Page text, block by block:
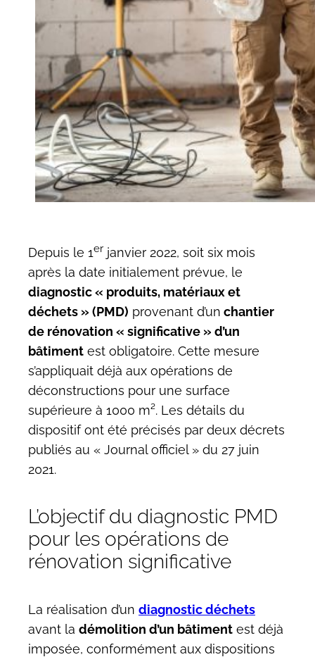
Depuis le 1er janvier 2022, soit six mois
après la date initialement prévue, le
diagnostic « produits, matériaux et
déchets » (PMD) provenant d’un chantier
de rénovation « significative » d’un
bâtiment est obligatoire. Cette mesure
s’appliquait déjà aux opérations de
déconstructions pour une surface
supérieure à 1000 m². Les détails du
dispositif ont été précisés par deux décrets
publiés au « Journal officiel » du 27 juin
2021.
L’objectif du diagnostic PMD
pour les opérations de
rénovation significative
La réalisation d’un diagnostic déchets
avant la démolition d’un bâtiment est déjà
imposée, conformément aux dispositions